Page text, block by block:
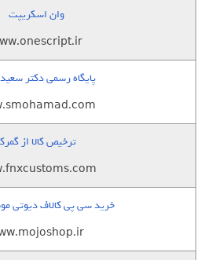
وان اسکریپت
پایگاه رسمی دکتر
ترخیص کالا از
خرید سی پی کالاف دیوتی